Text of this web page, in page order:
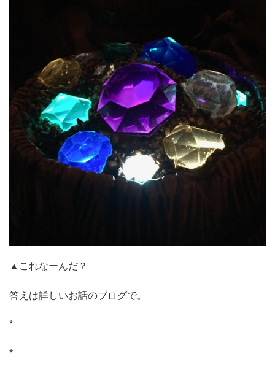
▲これなーんだ？
答えは詳しいお話のブログで。
*
*